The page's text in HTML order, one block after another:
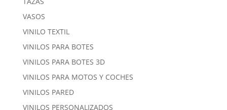
VASOS
VINILO TEXTIL
VINILOS PARA BOTES
VINILOS PARA BOTES 3D
VINILOS PARA MOTOS Y COCHES
VINILOS PARED
VINILOS PERSONALIZADOS